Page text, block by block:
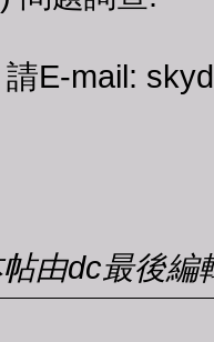
E-mail:
由dc最後編